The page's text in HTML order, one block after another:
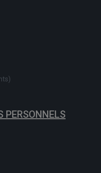
PERSONNELS